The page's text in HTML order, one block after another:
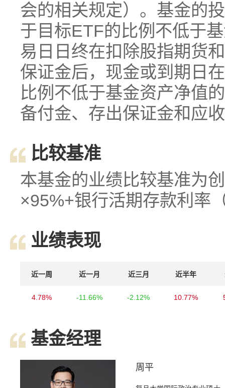
会的相关规定）。基金的
于目标ETF的比例不低于
易日日终在扣除股指期货
保证金后，现金或到期日
比例不低于基金资产净值
备付金、存出保证金和应
比较基准
本基金的业绩比较基准为
×95%+银行活期存款利率
业绩表现
近一周 近一月 近三月 近半年
4.78% -11.66% -2.12% 10.77%
基金经理
周平